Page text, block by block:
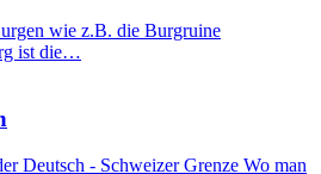
wie z.B. die Burgruine
ist die…
Deutsch - Schweizer Grenze Wo man